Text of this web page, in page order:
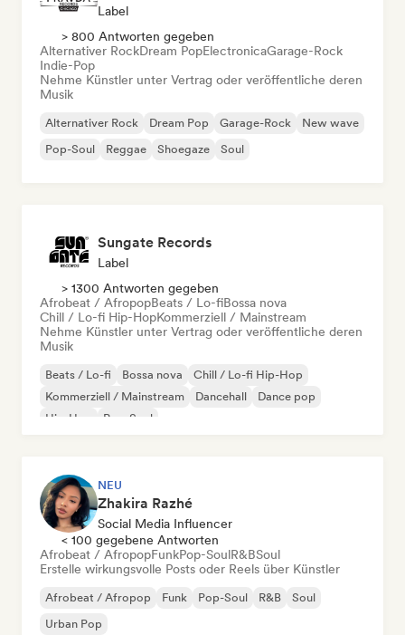
Label
> 800 Antworten gegeben
Alternativer RockDream PopElectronicaGarage-Rock
Indie-Pop
Nehme Künstler unter Vertrag oder veröffentliche deren
Musik
Alternativer Rock Dream Pop Garage-Rock
New wave
Pop-Soul
Reggae Shoegaze Soul
Sungate Records
Label
> 1300 Antworten gegeben
Afrobeat / AfropopBeats / Lo-fiBossa nova
Chill / Lo-fi Hip-HopKommerziell / Mainstream
Nehme Künstler unter Vertrag oder veröffentliche deren
Musik
Beats / Lo-fi Bossa nova
Chill / Lo-fi Hip-Hop
Kommerziell / Mainstream
Dancehall
Dance pop
Hip-Hop
Pop-Soul
NEU
Zhakira Razhé
Social Media Influencer
< 100 gegebene Antworten
Afrobeat / AfropopFunkPop-SoulR&BSoul
Erstelle wirkungsvolle Posts oder Reels über Künstler
Afrobeat / Afropop Funk Pop-Soul R&B
Soul
Urban Pop